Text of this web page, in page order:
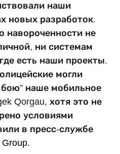
наши
новых разработок.
навороченности не
ни системам
есть наши проекты.
могли
бою” наше мобильное
Qorgau, хотя это не
условиями
в пресс-службе
Group.